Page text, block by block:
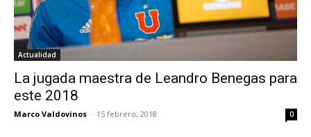
Actualidad
La jugada maestra de Leandro Benegas para
este 2018
Marco Valdovinos - 15 febrero, 2018 0